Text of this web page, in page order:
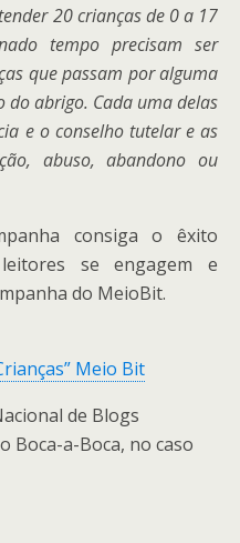
20 crianças de 0 a 17
tempo precisam ser
que passam por alguma
do abrigo. Cada uma delas
e o conselho tutelar e as
abuso, abandono ou
consiga o êxito
se engagem e
do MeioBit.
Meio Bit
de Blogs
Boca-a-Boca, no caso